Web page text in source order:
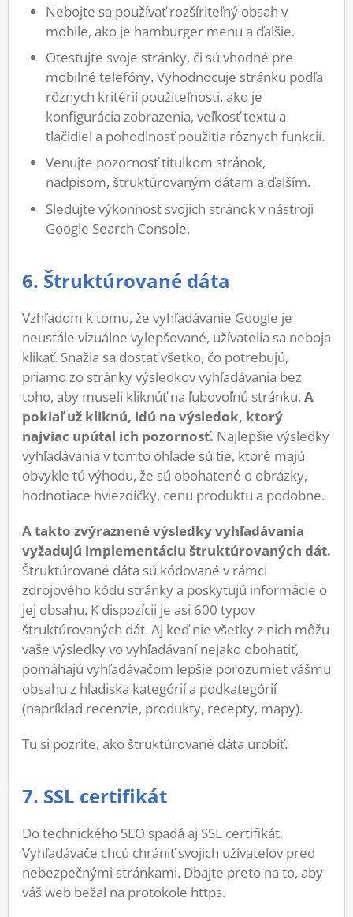
Nebojte sa používať rozšíriteľný obsah v
mobile, ako je hamburger menu a ďalšie.
Otestujte svoje stránky, či sú vhodné pre
mobilné telefóny. Vyhodnocuje stránku podľa
rôznych kritérií použiteľnosti, ako je
konfigurácia zobrazenia, veľkosť textu a
tlačidiel a pohodlnosť použitia rôznych funkcií.
Venujte pozornosť titulkom stránok,
nadpisom, štruktúrovaným dátam a ďalším.
Sledujte výkonnosť svojich stránok v nástroji
Google Search Console.
6. Štruktúrované dáta
Vzhľadom k tomu, že vyhľadávanie Google je
neustále vizuálne vylepšované, užívatelia sa neboja
klikať. Snažia sa dostať všetko, čo potrebujú,
priamo zo stránky výsledkov vyhľadávania bez
toho, aby museli kliknúť na ľubovoľnú stránku. A
pokiaľ už kliknú, idú na výsledok, ktorý
najviac upútal ich pozornosť. Najlepšie výsledky
vyhľadávania v tomto ohľade sú tie, ktoré majú
obvykle tú výhodu, že sú obohatené o obrázky,
hodnotiace hviezdičky, cenu produktu a podobne.
A takto zvýraznené výsledky vyhľadávania
vyžadujú implementáciu štruktúrovaných dát.
Štruktúrované dáta sú kódované v rámci
zdrojového kódu stránky a poskytujú informácie o
jej obsahu. K dispozícii je asi 600 typov
štruktúrovaných dát. Aj keď nie všetky z nich môžu
vaše výsledky vo vyhľadávaní nejako obohatiť,
pomáhajú vyhľadávačom lepšie porozumieť vášmu
obsahu z hľadiska kategórií a podkategórií
(napríklad recenzie, produkty, recepty, mapy).
Tu si pozrite, ako štruktúrované dáta urobiť.
7. SSL certifikát
Do technického SEO spadá aj SSL certifikát.
Vyhľadávače chcú chrániť svojich užívateľov pred
nebezpečnými stránkami. Dbajte preto na to, aby
váš web bežal na protokole https.